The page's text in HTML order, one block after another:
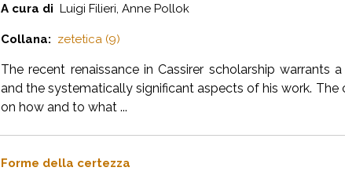
A cura di Luigi Filieri, Anne Pollok
Collana: zetetica (9)
The recent renaissance in Cassirer scholarship
and the systematically significant aspects of his work.
on how and to what ...
Forme della certezza